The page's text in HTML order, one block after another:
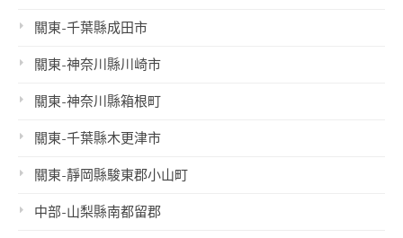
關東-千葉縣成田市
關東-神奈川縣川崎市
關東-神奈川縣箱根町
關東-千葉縣木更津市
關東-靜岡縣駿東郡小山町
中部-山梨縣南都留郡